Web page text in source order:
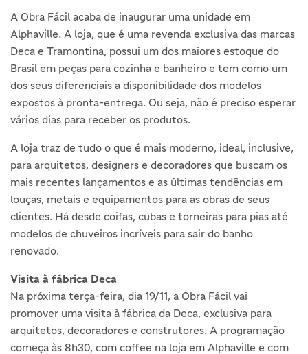
A Obra Fácil acaba de inaugurar uma unidade em
Alphaville. A loja, que é uma revenda exclusiva das marcas
Deca e Tramontina, possui um dos maiores estoque do
Brasil em peças para cozinha e banheiro e tem como um
dos seus diferenciais a disponibilidade dos modelos
expostos à pronta-entrega. Ou seja, não é preciso esperar
vários dias para receber os produtos.
A loja traz de tudo o que é mais moderno, ideal, inclusive,
para arquitetos, designers e decoradores que buscam os
mais recentes lançamentos e as últimas tendências em
louças, metais e equipamentos para as obras de seus
clientes. Há desde coifas, cubas e torneiras para pias até
modelos de chuveiros incríveis para sair do banho
renovado.
Visita à fábrica Deca
Na próxima terça-feira, dia 19/11, a Obra Fácil vai
promover uma visita à fábrica da Deca, exclusiva para
arquitetos, decoradores e construtores. A programação
começa às 8h30, com coffee na loja em Alphaville e com